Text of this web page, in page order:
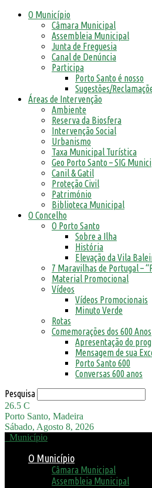
O Município
Câmara Municipal
Assembleia Municipal
Junta de Freguesia
Canal de Denúncia
Participa
Porto Santo é nosso
Sugestões/
Áreas de Intervenção
Ambiente
Reserva da Biosfera
Intervenção Social
Urbanismo
Taxa Municipal Turística
Geo Porto Santo – SIG
Canil & Gatil
Proteção Civil
Património
Biblioteca Municipal
O Concelho
O Porto Santo
Sobre a Ilha
História
Elevação da Vila
7 Maravilhas de Portugal –
Material Promocional
Vídeos
Vídeos Promocionais
Minuto Verde
Rotas
Comemorações dos 600 Anos
Apresentação do
Mensagem de sua
Porto Santo 600
Conversas 600 anos
Pesquisa
26.5 C
Porto Santo, Madeira
Sábado, Agosto 8, 2026
Município
O Município
Câmara Municipal
Assembleia Municipal